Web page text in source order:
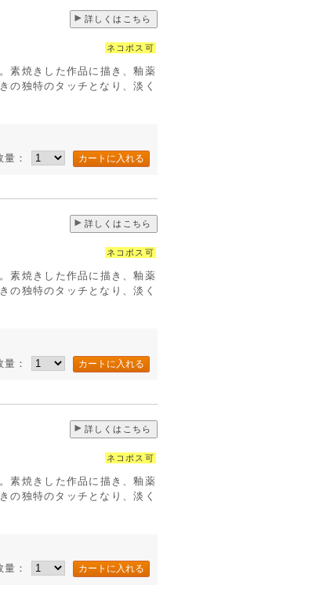
詳しくはこちら
ネコポス可
素焼きした作品に描き、釉薬
の独特のタッチとなり、淡く
量：
詳しくはこちら
ネコポス可
素焼きした作品に描き、釉薬
の独特のタッチとなり、淡く
量：
詳しくはこちら
ネコポス可
素焼きした作品に描き、釉薬
の独特のタッチとなり、淡く
量：